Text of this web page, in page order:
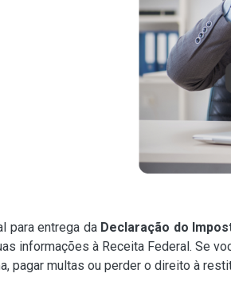
para entrega da Declaração do
informações à Receita Federal. Se
pagar multas ou perder o direito à